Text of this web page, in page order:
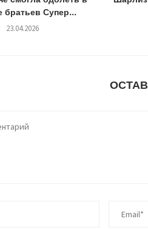
братьев Супер...
23.04.2026